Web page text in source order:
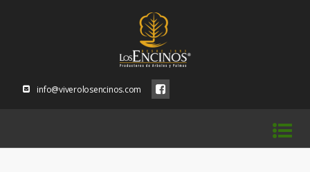
info@viverolosencinos.com